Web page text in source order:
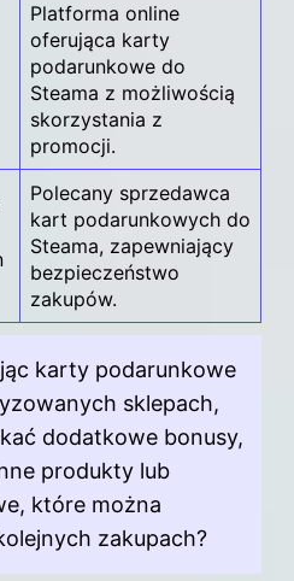
Platforma online
oferująca karty
podarunkowe do
Steama z możliwością
skorzystania z
promocji.
Polecany sprzedawca
kart podarunkowych do
Steama, zapewniający
bezpieczeństwo
zakupów.
karty podarunkowe
sklepach,
dodatkowe bonusy,
produkty lub
które można
zakupach?